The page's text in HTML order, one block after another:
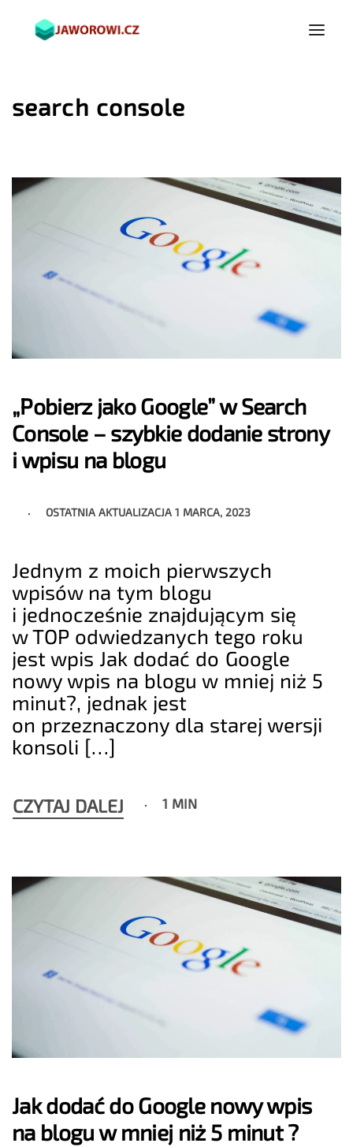
search console
„Pobierz jako Google” w Search
Console – szybkie dodanie strony
i wpisu na blogu
OSTATNIA AKTUALIZACJA1 MARCA, 2023
Jednym z moich pierwszych
wpisów na tym blogu
i jednocześnie znajdującym się
w TOP odwiedzanych tego roku
jest wpis Jak dodać do Google
nowy wpis na blogu w mniej niż 5
minut?, jednak jest
on przeznaczony dla starej wersji
konsoli […]
CZYTAJ DALEJ 1 MIN
Jak dodać do Google nowy wpis
na blogu w mniej niż 5 minut ?